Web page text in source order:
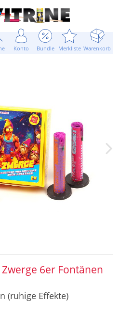
Konto Bundle Merkliste Warenkorb
6er Fontänen
(ruhige Effekte)